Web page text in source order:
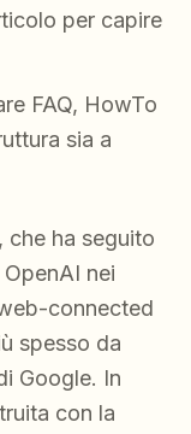
per capire
FAQ, HowTo
sia a
che ha seguito
nei
connected
spesso da
Google. In
con la